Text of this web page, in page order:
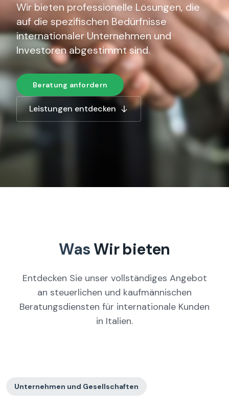
Wir bieten professionelle Lösungen, die
auf die spezifischen Bedürfnisse
internationaler Unternehmen und
Investoren abgestimmt sind.
Beratung anfordern
Leistungen entdecken
Was Wir bieten
Entdecken Sie unser vollständiges Angebot
an steuerlichen und kaufmännischen
Beratungsdiensten für internationale Kunden
in Italien.
Unternehmen und Gesellschaften